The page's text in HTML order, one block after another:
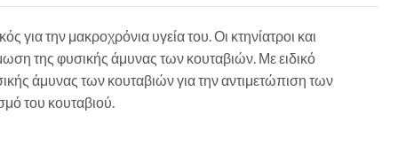
την μακροχρόνια υγεία του. Οι κτηνίατροι και
της φυσικής άμυνας των κουταβιών. Με ειδικό
άμυνας των κουταβιών για την αντιμετώπιση των
του κουταβιού.